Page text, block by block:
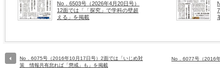
No．6503号（2026年4月20日号）
12面では「「探究」で学科の壁超
える」を掲載
No．6075号（2016年10月17日号）2面では「いじめ対
策 情報共有怠れば「懲戒」も」を掲載
No．6077号（2016